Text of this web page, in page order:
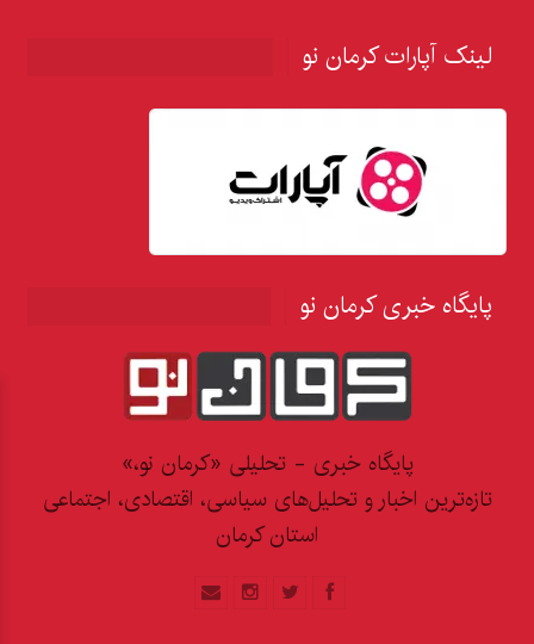
لینک آپارات کرمان نو
پایگاه خبری کرمان نو
پایگاه خبری - تحلیلی «کرمان نو،»
تازه‌ترین اخبار و تحلیل‌های سیاسی، اقتصادی، اجتماعی
استان کرمان